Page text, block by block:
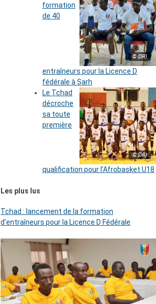
© (DR)
formation
de 40
entraîneurs pour la Licence D
fédérale à Sarh
© (DR)
Le Tchad
décroche
sa toute
première
qualification pour l’Afrobasket U18
Les plus lus
Tchad : lancement de la formation
d’entraîneurs pour la Licence D Fédérale